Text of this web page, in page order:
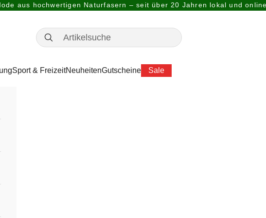
aus hochwertigen Naturfasern – seit über 20 Jahren lokal und
Sport & FreizeitNeuheitenGutscheine Sale